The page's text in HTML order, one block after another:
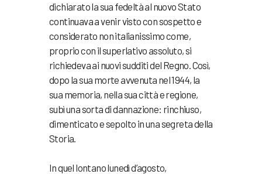
dichiarato la sua fedeltà al nuovo Stato
continuava a venir visto con sospetto e
considerato non italianissimo come,
proprio con il superlativo assoluto, si
richiedeva ai nuovi sudditi del Regno. Così,
dopo la sua morte avvenuta nel 1944, la
sua memoria, nella sua città e regione,
subì una sorta di dannazione: rinchiuso,
dimenticato e sepolto in una segreta della
Storia.
In quel lontano lunedì d’agosto,